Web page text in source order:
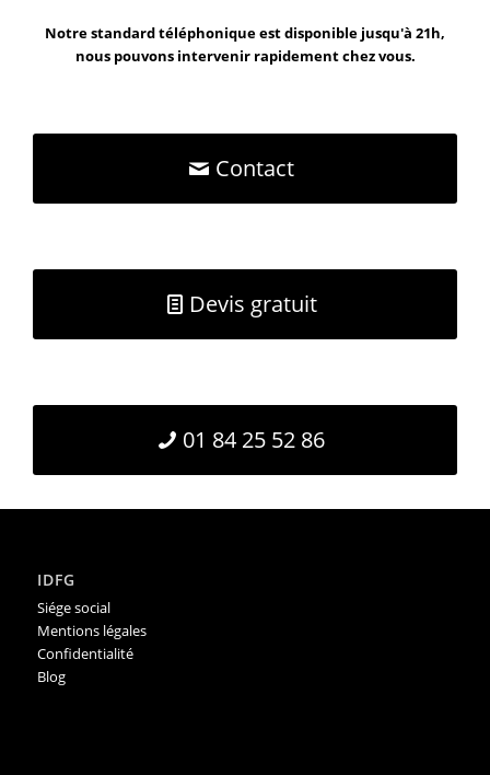
Notre standard téléphonique est disponible jusqu'à 21h,
nous pouvons intervenir rapidement chez vous.
Contact
Devis gratuit
01 84 25 52 86
IDFG
Siége social
Mentions légales
Confidentialité
Blog